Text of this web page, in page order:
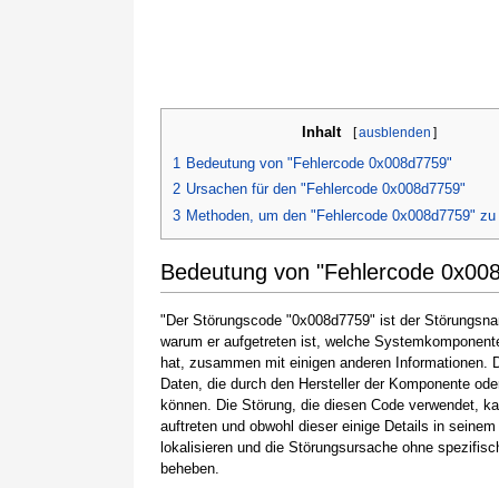
Inhalt [ausblenden ]
1 Bedeutung von "Fehlercode 0x008d7759"
2 Ursachen für den "Fehlercode 0x008d7759"
3 Methoden, um den "Fehlercode 0x008d7759" zu
Bedeutung von "Fehlercode
"Der Störungscode "0x008d7759" ist der
warum er aufgetreten ist, welche
hat, zusammen mit einigen anderen Informationen.
Daten, die durch den Hersteller der Komponente
können. Die Störung, die diesen Code verwendet,
auftreten und obwohl dieser einige Details in
lokalisieren und die Störungsursache ohne
beheben.